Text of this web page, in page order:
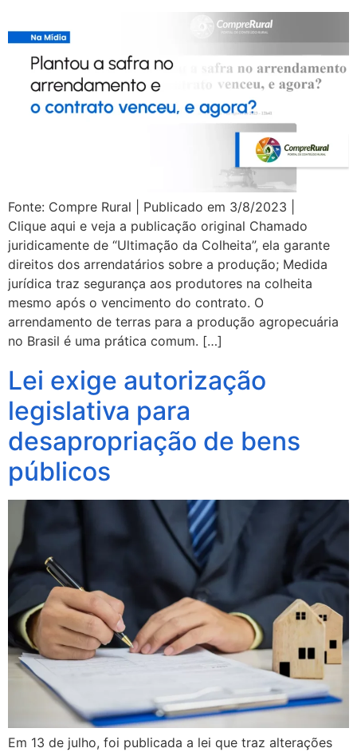
Fonte: Compre Rural | Publicado em 3/8/2023 |
Clique aqui e veja a publicação original Chamado
juridicamente de “Ultimação da Colheita”, ela garante
direitos dos arrendatários sobre a produção; Medida
jurídica traz segurança aos produtores na colheita
mesmo após o vencimento do contrato. O
arrendamento de terras para a produção agropecuária
no Brasil é uma prática comum. […]
Lei exige autorização
legislativa para
desapropriação de bens
públicos
Em 13 de julho, foi publicada a lei que traz alterações